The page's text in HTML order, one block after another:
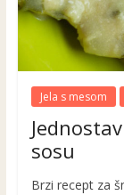
Jela s mesom
sosu
Brzi recept za